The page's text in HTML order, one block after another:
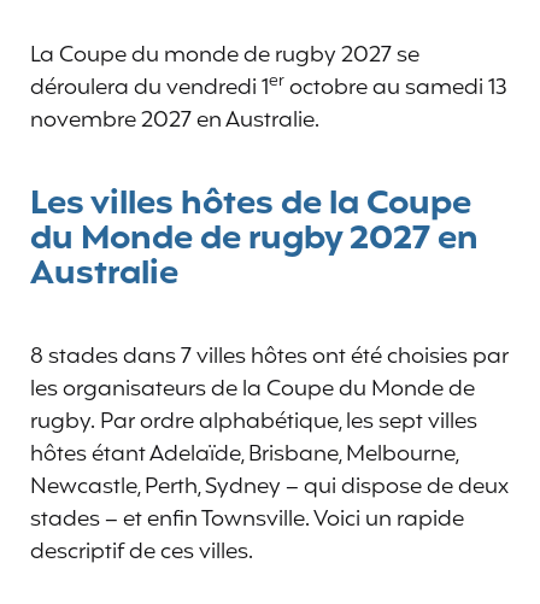
La Coupe du monde de rugby 2027 se
déroulera du vendredi 1eroctobre au samedi 13
novembre 2027 en Australie.
Les villes hôtes de la Coupe
du Monde de rugby 2027 en
Australie
8 stades dans 7 villes hôtes ont été choisies par
les organisateurs de la Coupe du Monde de
rugby. Par ordre alphabétique, les sept villes
hôtes étant Adelaïde, Brisbane, Melbourne,
Newcastle, Perth, Sydney – qui dispose de deux
stades – et enfin Townsville. Voici un rapide
descriptif de ces villes.